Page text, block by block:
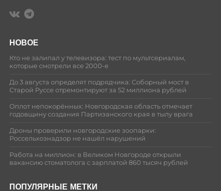
НОВОЕ
Кто не залипал у телевизора: тест по мультсериалам,
которые смотрели все 2000-е
До 3 августа определят подрядчика: Соборный мост в
Старой Руссе отремонтируют за 52 миллиона рублей
Оплот непокорённых: Новгородская область отмечает
годовщину создания Партизанского края в тылу врага
Дроны проверили новгородские зоопарки:
Россельхознадзор не нашёл нарушений
Работа на миллион: в Великом Новгороде открыли
вакансию стоматолога с зарплатой 860 тысяч рублей
ПОПУЛЯРНЫЕ МЕТКИ